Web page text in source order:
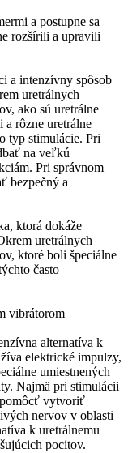
a postupne sa
rozšírili a upravili
a intenzívny spôsob
uretrálnych
ako sú uretrálne
a rôzne uretrálne
typ stimulácie. Pri
na veľkú
Pri správnom
bezpečný a
ktorá dokáže
uretrálnych
ktoré boli špeciálne
často
vibrátorom
alternatíva k
elektrické impulzy,
umiestnených
Najmä pri stimulácii
pomôcť vytvoriť
nervov v oblasti
k uretrálnemu
pocitov.